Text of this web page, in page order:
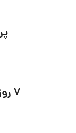
7 روز ضمانت مرجوعی کالا